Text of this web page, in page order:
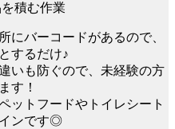
積む作業
にバーコードがあるので、
するだけ♪
いも防ぐので、未経験の方
す！
ットフードやトイレシート
ンです◎